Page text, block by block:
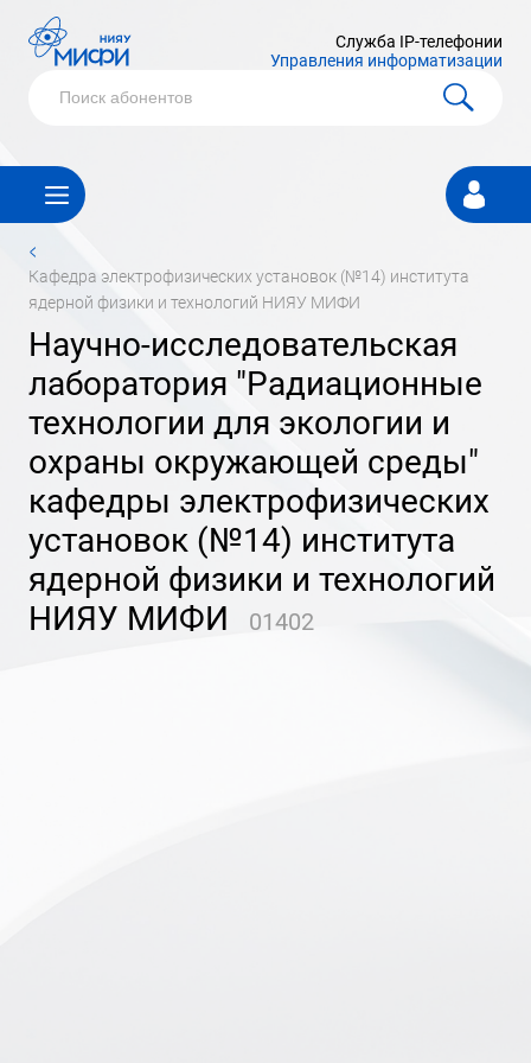
Служба IP-телефонии
Управления информатизации
Личный
кабинет
<
кафедра электрофизических установок (№14) института
ядерной физики и технологий НИЯУ МИФИ
научно-исследовательская
лаборатория "Радиационные
технологии для экологии и
охраны окружающей среды"
кафедры электрофизических
установок (№14) института
ядерной физики и технологий
НИЯУ МИФИ
01402